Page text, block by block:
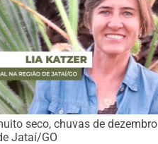
seco, chuvas de dezembro
Jataí/GO